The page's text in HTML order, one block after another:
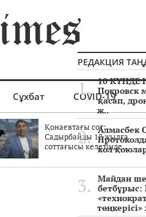
Сұхбат COVID-19
Қонаевтағы сот:
Садырбайды 12 жылға
соттағысы келетінде..
РЕДАКЦИЯ
10 КҮНДЕ
Покровск
қасап,
ж..
Алмасбек
кол
Майдан
бетбұрыс: